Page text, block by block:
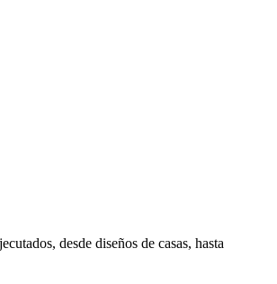
desde diseños de casas, hasta